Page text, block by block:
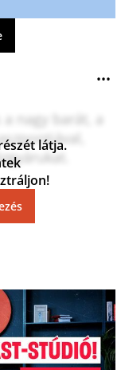
•••
nagy barát, a
látja.